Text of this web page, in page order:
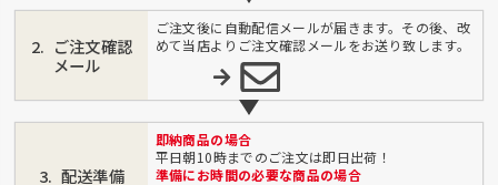
ご注文確認
メール
ご注文後に自動配信メールが届きます。その後、改
めて当店よりご注文確認メールをお送り致します。
配送準備
即納商品の場合
平日朝10時までのご注文は即日出荷！
準備にお時間の必要な商品の場合